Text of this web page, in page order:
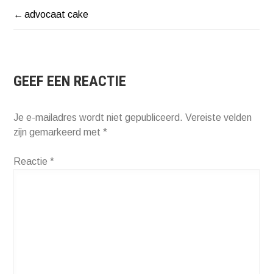
BERICHT
advocaat cake
GEEF EEN REACTIE
Je e-mailadres wordt niet gepubliceerd. Vereiste velden
zijn gemarkeerd met*
Reactie*